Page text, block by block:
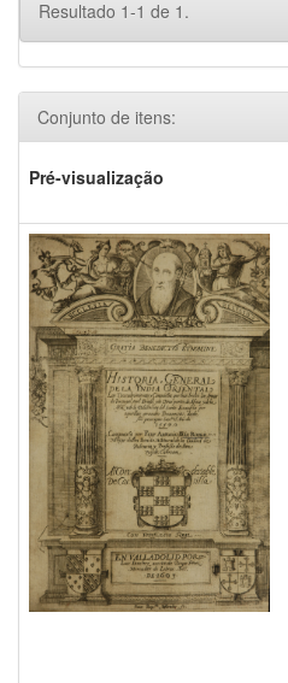
Resultado 1-1 de 1.
Conjunto de itens:
Pré-visualização